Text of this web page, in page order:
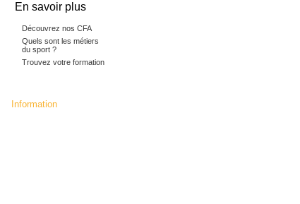
En savoir plus
Découvrez nos CFA
Quels sont les métiers
du sport ?
Trouvez votre formation
Information